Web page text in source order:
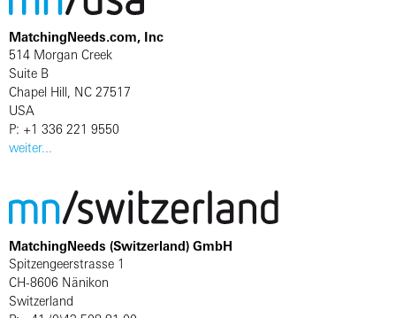
MatchingNeeds.com, Inc
514 Morgan Creek
Suite B
Chapel Hill, NC 27517
USA
P: +1 336 221 9550
weiter...
MatchingNeeds (Switzerland) GmbH
Spitzengeerstrasse 1
CH-8606 Nänikon
Switzerland